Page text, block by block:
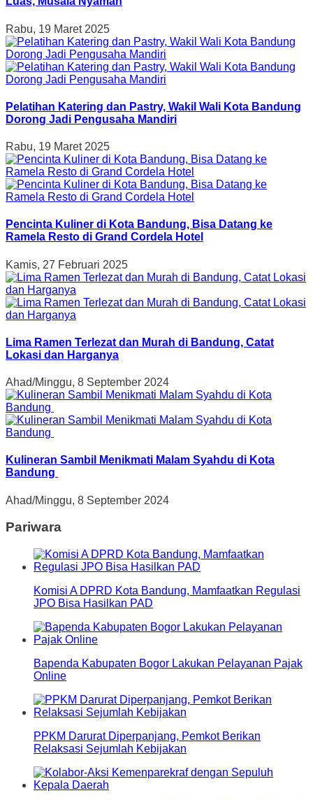
Rabu, 19 Maret 2025
Pelatihan Katering dan Pastry, Wakil Wali Kota Bandung
Dorong Jadi Pengusaha Mandiri
Rabu, 19 Maret 2025
Pencinta Kuliner di Kota Bandung, Bisa Datang ke
Ramela Resto di Grand Cordela Hotel
Kamis, 27 Februari 2025
Lima Ramen Terlezat dan Murah di Bandung, Catat
Lokasi dan Harganya
Ahad/Minggu, 8 September 2024
Kulineran Sambil Menikmati Malam Syahdu di Kota
Bandung
Ahad/Minggu, 8 September 2024
Pariwara
Komisi A DPRD Kota Bandung, Mamfaatkan Regulasi
JPO Bisa Hasilkan PAD
Bapenda Kabupaten Bogor Lakukan Pelayanan Pajak
Online
PPKM Darurat Diperpanjang, Pemkot Berikan
Relaksasi Sejumlah Kebijakan